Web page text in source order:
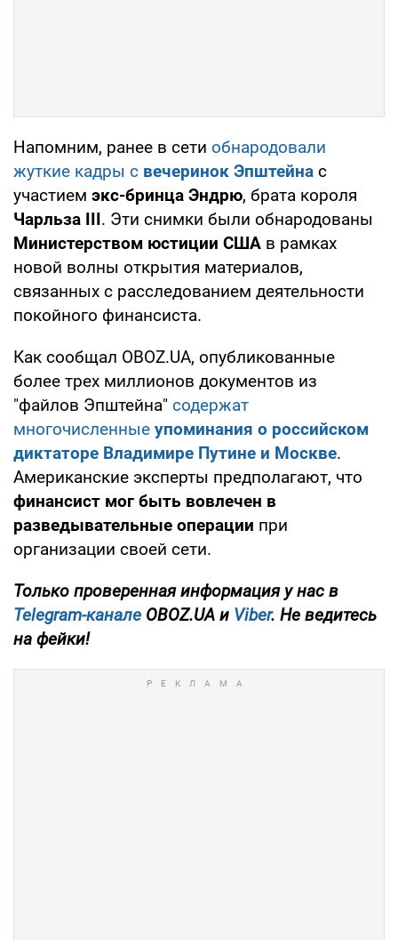
Напомним, ранее в сети обнародовали
жуткие кадры с вечеринок Эпштейна с
участием экс-бринца Эндрю, брата короля
Чарльза III. Эти снимки были обнародованы
Министерством юстиции США в рамках
новой волны открытия материалов,
связанных с расследованием деятельности
покойного финансиста.
Как сообщал OBOZ.UA, опубликованные
более трех миллионов документов из
"файлов Эпштейна" содержат
многочисленные упоминания о российском
диктаторе Владимире Путине и Москве.
Американские эксперты предполагают, что
финансист мог быть вовлечен в
разведывательные операции при
организации своей сети.
Только проверенная информация у нас в
Telegram-канале OBOZ.UA и Viber. Не ведитесь
на фейки!